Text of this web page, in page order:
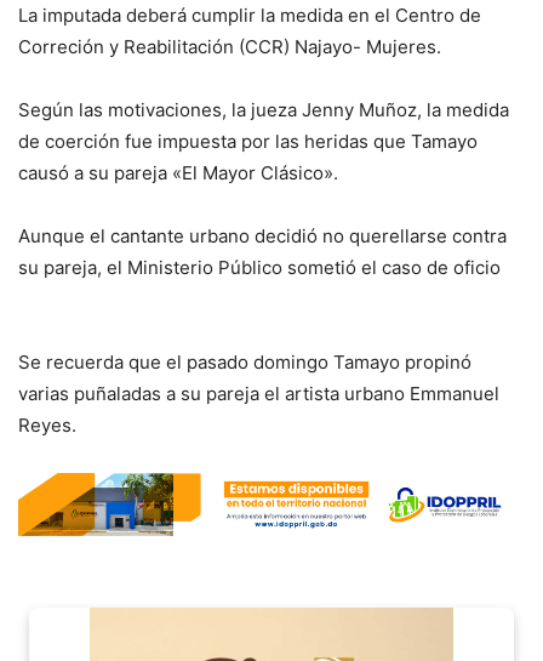
La imputada deberá cumplir la medida en el Centro de
Correción y Reabilitación (CCR) Najayo- Mujeres.
Según las motivaciones, la jueza Jenny Muñoz, la medida
de coerción fue impuesta por las heridas que Tamayo
causó a su pareja «El Mayor Clásico».
Aunque el cantante urbano decidió no querellarse contra
su pareja, el Ministerio Público sometió el caso de oficio
Se recuerda que el pasado domingo Tamayo propinó
varias puñaladas a su pareja el artista urbano Emmanuel
Reyes.